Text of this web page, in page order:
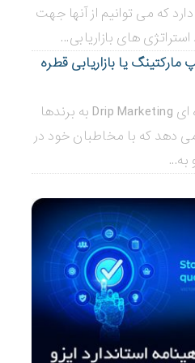
که می توانیم از آنها جهت
های بازاریابی...
مارکتینگ یا بازاریابی قطره
بازاریابی قطره ای Drip Marketing به برندها
دهد که با مخاطبان خود در
به...